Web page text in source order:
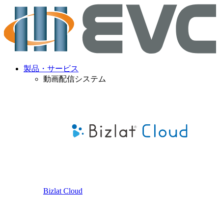
製品・サービス
動画配信システム
Bizlat Cloud